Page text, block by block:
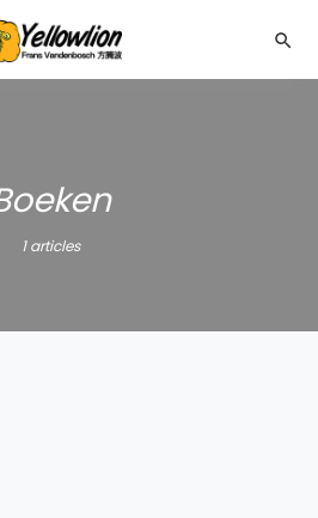
1 articles